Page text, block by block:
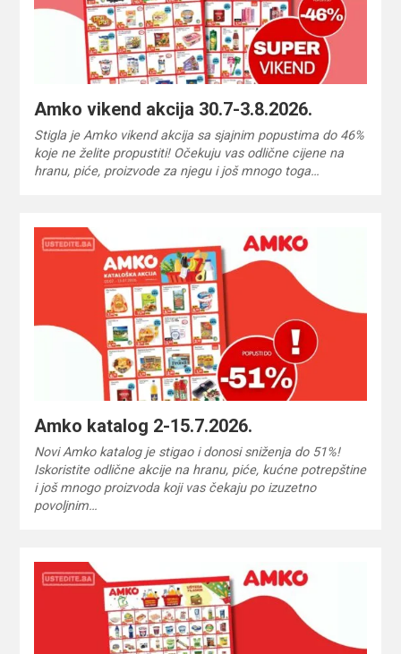
Amko vikend akcija 30.7-3.8.2026.
Stigla je Amko vikend akcija sa sjajnim popustima do 46%
koje ne želite propustiti! Očekuju vas odlične cijene na
hranu, piće, proizvode za njegu i još mnogo toga…
Amko katalog 2-15.7.2026.
Novi Amko katalog je stigao i donosi sniženja do 51%!
Iskoristite odlične akcije na hranu, piće, kućne potrepštine
i još mnogo proizvoda koji vas čekaju po izuzetno
povoljnim…